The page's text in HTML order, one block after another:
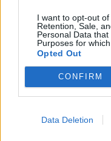
I want to opt-out of
Retention, Sale,
Personal Data
Purposes for
Opted Out
CONFIRM
Data Deletion
Csapd be
Guru
a Google-